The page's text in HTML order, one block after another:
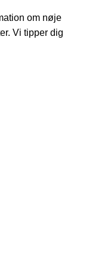
om nøje
Vi tipper dig